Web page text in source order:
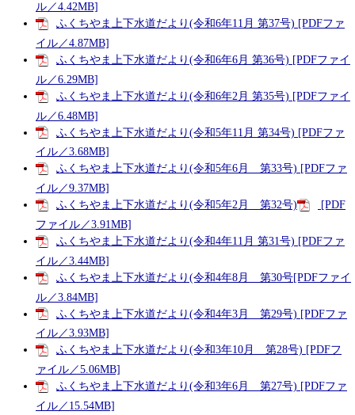
ル／4.42MB]
ふくちやま上下水道だより(令和6年11月 第37号) [PDFファ
イル／4.87MB]
ふくちやま上下水道だより(令和6年6月 第36号) [PDFファイ
ル／6.29MB]
ふくちやま上下水道だより(令和6年2月 第35号) [PDFファイ
ル／6.48MB]
ふくちやま上下水道だより(令和5年11月 第34号) [PDFファ
イル／3.68MB]
ふくちやま上下水道だより(令和5年6月 第33号) [PDFファ
イル／9.37MB]
ふくちやま上下水道だより(令和5年2月 第32号)
[PDF
ファイル／3.91MB]
ふくちやま上下水道だより(令和4年11月 第31号) [PDFファ
イル／3.44MB]
ふくちやま上下水道だより(令和4年8月 第30号[PDFファイ
ル／3.84MB]
ふくちやま上下水道だより(令和4年3月 第29号) [PDFファ
イル／3.93MB]
ふくちやま上下水道だより(令和3年10月 第28号) [PDFフ
ァイル／5.06MB]
ふくちやま上下水道だより(令和3年6月 第27号) [PDFファ
イル／15.54MB]